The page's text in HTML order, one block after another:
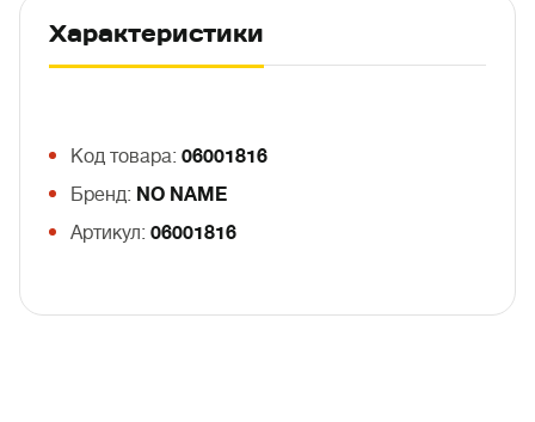
Характеристики
Код товара: 06001816
Бренд: NO NAME
Артикул: 06001816